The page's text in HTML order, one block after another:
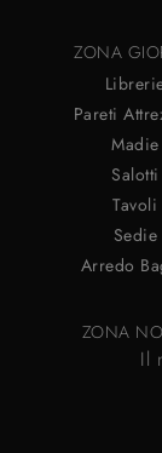
ZONA
Pareti
Madie
Salotti
Tavoli
Sedie
Arredo
ZONA
Il